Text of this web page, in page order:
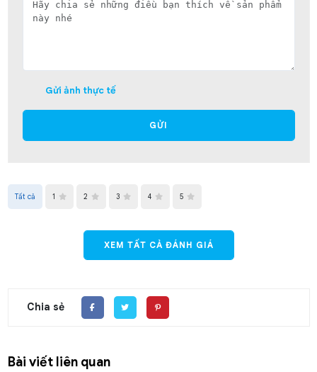
Gửi ảnh thực tế
GỬI
Tất cả 1 2 3 4 5
XEM TẤT CẢ ĐÁNH GIÁ
Chia sẻ
Bài viết liên quan